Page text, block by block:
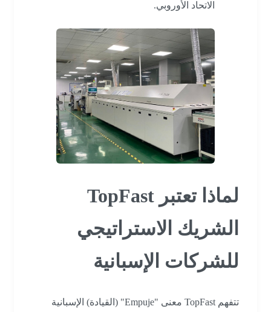
الاتحاد الأوروبي.
لماذا تعتبر TopFast
الشريك الاستراتيجي
للشركات الإسبانية
تتفهم TopFast معنى "Empuje" (القيادة) الإسبانية